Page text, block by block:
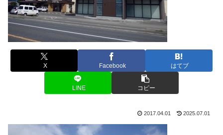
X Facebook はてブ
LINE コピー
2017.04.01 2025.07.01